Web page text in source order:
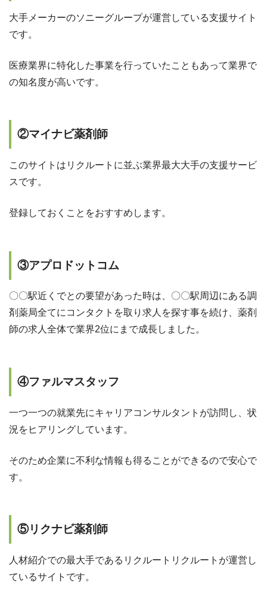
大手メーカーのソニーグループが運営している支援サイト
です。
医療業界に特化した事業を行っていたこともあって業界で
の知名度が高いです。
②マイナビ薬剤師
このサイトはリクルートに並ぶ業界最大大手の支援サービ
スです。
登録しておくことをおすすめします。
③アプロドットコム
〇〇駅近くでとの要望があった時は、〇〇駅周辺にある調
剤薬局全てにコンタクトを取り求人を探す事を続け、薬剤
師の求人全体で業界2位にまで成長しました。
④ファルマスタッフ
一つ一つの就業先にキャリアコンサルタントが訪問し、状
況をヒアリングしています。
そのため企業に不利な情報も得ることができるので安心で
す。
⑤リクナビ薬剤師
人材紹介での最大手であるリクルートリクルートが運営し
ているサイトです。